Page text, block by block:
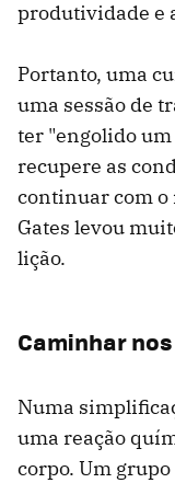
produtividade e
Portanto, uma
uma sessão de
ter "engolido
recupere as
continuar com o
Gates levou
lição.
Caminhar
Numa
uma reação
corpo. Um